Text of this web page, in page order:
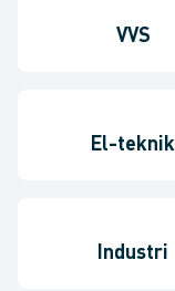
VVS
El-teknik
Industri